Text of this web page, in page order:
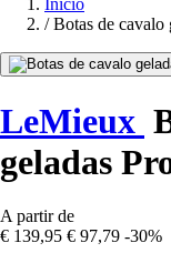
Início
/ Botas de
LeMieux
geladas
A partir de
€ 139,95 € 97,79 -30%